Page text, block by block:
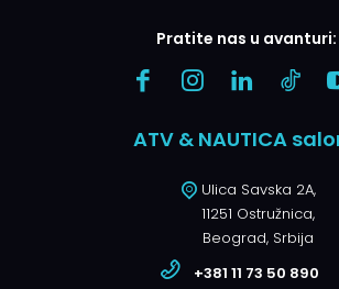
Pratite nas u avanturi:
ATV & NAUTICA
Ulica Savska 2A,
11251 Ostružnica,
Beograd, Srbija
+381 11 73 50 890